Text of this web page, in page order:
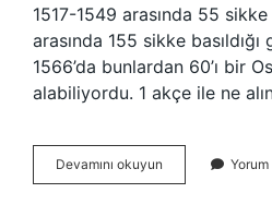
1517-1549 arasında 55
arasında 155 sikke basıldığı
1566’da bunlardan 60’ı bir
alabiliyordu. 1 akçe ile ne
Devamını okuyun
Akçe
Yorum